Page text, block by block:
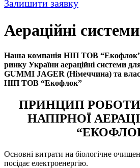
Залишити заявку
Аераційні системи
Наша компанія НІП ТОВ “Екофлок”
ринку України аераційні системи
GUMMI JAGER (Німеччина) та
НІП ТОВ “Екофлок”
ПРИНЦИП
НАПІРНОЇ
Основні витрати на біологічне
посідає електроенергію.